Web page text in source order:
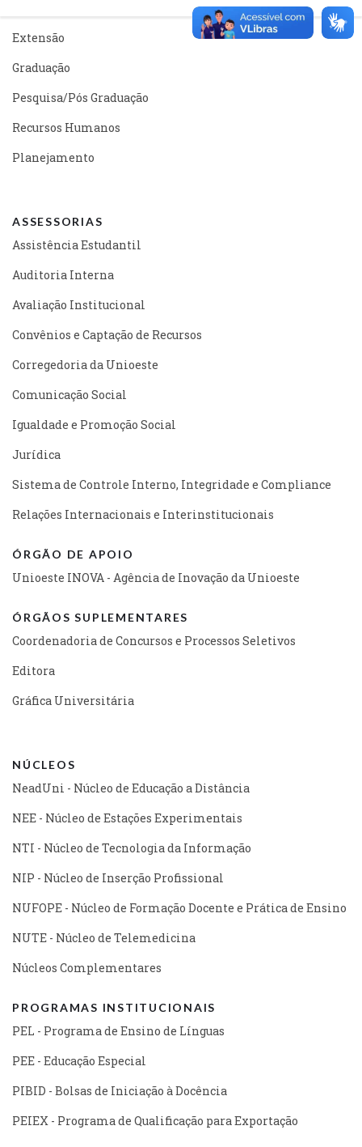
Extensão
Graduação
Pesquisa/Pós Graduação
Recursos Humanos
Planejamento
ASSESSORIAS
Assistência Estudantil
Auditoria Interna
Avaliação Institucional
Convênios e Captação de Recursos
Corregedoria da Unioeste
Comunicação Social
Igualdade e Promoção Social
Jurídica
Sistema de Controle Interno, Integridade e Compliance
Relações Internacionais e Interinstitucionais
ÓRGÃO DE APOIO
Unioeste INOVA - Agência de Inovação da Unioeste
ÓRGÃOS SUPLEMENTARES
Coordenadoria de Concursos e Processos Seletivos
Editora
Gráfica Universitária
NÚCLEOS
NeadUni - Núcleo de Educação a Distância
NEE - Núcleo de Estações Experimentais
NTI - Núcleo de Tecnologia da Informação
NIP - Núcleo de Inserção Profissional
NUFOPE - Núcleo de Formação Docente e Prática de Ensino
NUTE - Núcleo de Telemedicina
Núcleos Complementares
PROGRAMAS INSTITUCIONAIS
PEL - Programa de Ensino de Línguas
PEE - Educação Especial
PIBID - Bolsas de Iniciação à Docência
PEIEX - Programa de Qualificação para Exportação